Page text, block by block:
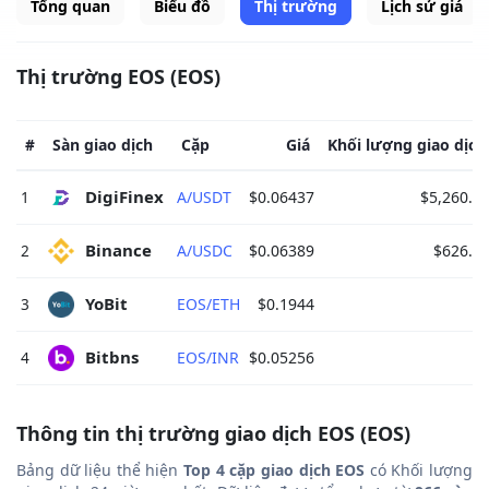
Tổng quan Biểu đồ Thị trường Lịch sử giá
Thị trường EOS (EOS)
# Sàn giao dịch Cặp Giá Khối lượng giao dịch
1 DigiFinex A/USDT $0.06437 $5,260.39
2 Binance A/USDC $0.06389 $626.42
3 YoBit EOS/ETH $0.1944
4 Bitbns EOS/INR $0.05256
Thông tin thị trường giao dịch EOS (EOS)
Bảng dữ liệu thể hiệnTop 4 cặp giao dịch EOS có Khối lượng